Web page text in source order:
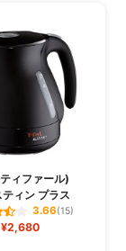
ィファール)
ティン プラス
3.66(15)
¥2,680